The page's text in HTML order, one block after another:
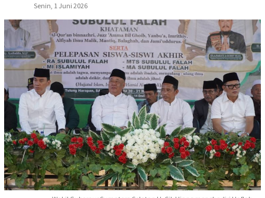
Senin, 1 Juni 2026